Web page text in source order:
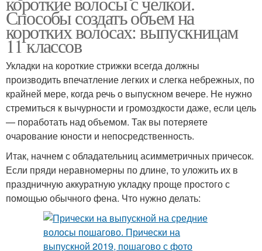
Способы создать объем на
коротких волосах: выпускницам
11 классов
Укладки на короткие стрижки всегда должны
производить впечатление легких и слегка небрежных, по
крайней мере, когда речь о выпускном вечере. Не нужно
стремиться к вычурности и громоздкости даже, если цель
— поработать над объемом. Так вы потеряете
очарование юности и непосредственность.
Итак, начнем с обладательниц асимметричных причесок.
Если пряди неравномерны по длине, то уложить их в
праздничную аккуратную укладку проще простого с
помощью обычного фена. Что нужно делать: